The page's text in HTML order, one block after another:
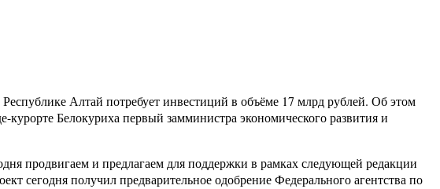
Алтай потребует инвестиций в объёме 17 млрд рублей. Об этом
курорте Белокуриха первый замминистра экономического развития и
продвигаем и предлагаем для поддержки в рамках следующей редакции
сегодня получил предварительное одобрение Федерального агентства по